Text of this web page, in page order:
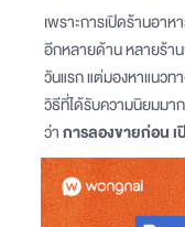
เพราะการเปิดร้านอาห
อีกหลายด้าน หลายร้า
วันแรก แต่มองหาแนวท
วิธีที่ได้รับความนิยมมา
ว่าการลองขายก่อน